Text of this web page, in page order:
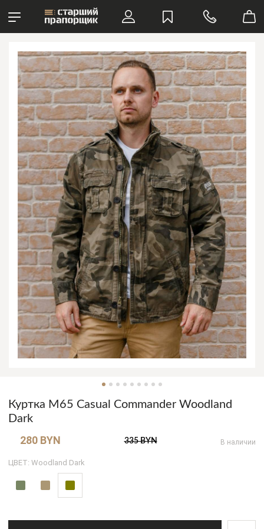
Куртка M65 Casual Commander Woodland
Dark
280 BYN 335 BYN В наличии
ЦВЕТ: Woodland Dark